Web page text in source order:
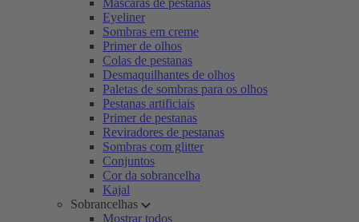
Máscaras de pestanas
Eyeliner
Sombras em creme
Primer de olhos
Colas de pestanas
Desmaquilhantes de olhos
Paletas de sombras para os olhos
Pestanas artificiais
Primer de pestanas
Reviradores de pestanas
Sombras com glitter
Conjuntos
Cor da sobrancelha
Kajal
Sobrancelhas
Mostrar todos